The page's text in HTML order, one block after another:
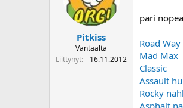
Pitkiss
Vantaalta
Liittynyt
16.11.2012
pari
Road Way
Mad Max
Classic
Assault
Rocky